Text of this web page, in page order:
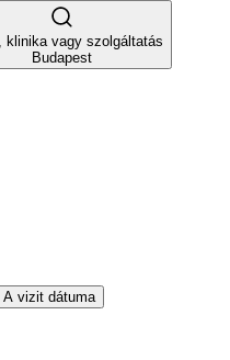
klinika vagy szolgáltatás
Budapest
A vizit dátuma